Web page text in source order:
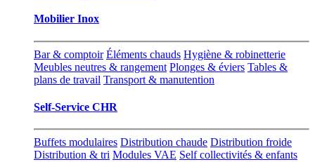
Mobilier Inox
Bar & comptoir Éléments chauds Hygiène & robinetterie
Meubles neutres & rangement Plonges & éviers Tables &
plans de travail Transport & manutention
Self-Service CHR
Buffets modulaires Distribution chaude Distribution froide
Distribution & tri Modules VAE Self collectivités & enfants